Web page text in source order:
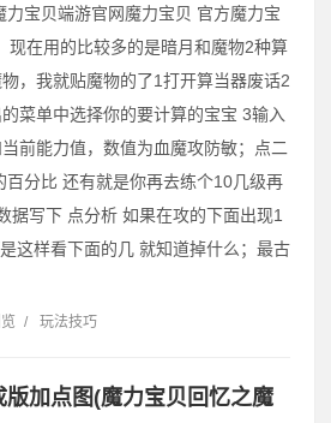
力宝贝端游官网魔力宝贝 官方魔力宝
现在用的比较多的是暗月和魔物2种算
，我就贴魔物的了1打开算当器废话2
菜单中选择你的要计算的宝宝 3输入
前能力值，数值为血魔攻防敏；点二
百分比 还有就是你再去练个10几级再
据写下 点分析 如果在攻的下面出现1
这样看下面的几 就知道掉什么；最古
/ 玩法技巧
加点图(魔力宝贝回忆之魔